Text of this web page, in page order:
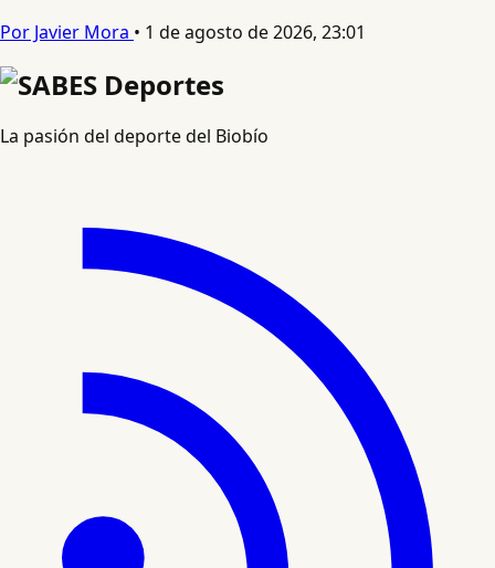
Por Javier Mora • 1 de agosto de 2026, 23:01
La pasión del deporte del Biobío